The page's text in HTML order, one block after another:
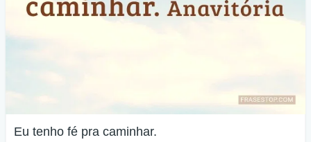
Eu tenho fé pra caminhar.